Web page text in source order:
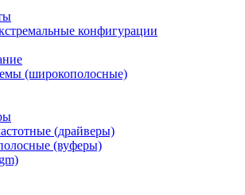
конфигурации
(широкополосные)
(драйверы)
(вуферы)